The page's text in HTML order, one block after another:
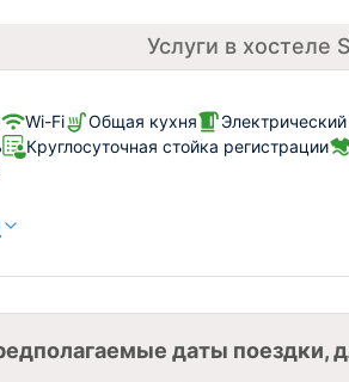
Услуги в хостеле
Wi-Fi Общая кухня
Круглосуточная стойка регистрации
даты поездки,